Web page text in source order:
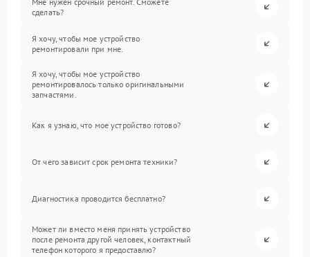
сделать?
Я хочу, чтобы мое устройство
ремонтировали при мне.
Я хочу, чтобы мое устройство
ремонтировалось только оригинальными
запчастями.
Как я узнаю, что мое устройство готово?
От чего зависит срок ремонта техники?
Диагностика проводится бесплатно?
Может ли вместо меня принять устройство
после ремонта другой человек, контактный
телефон которого я предоставлю?